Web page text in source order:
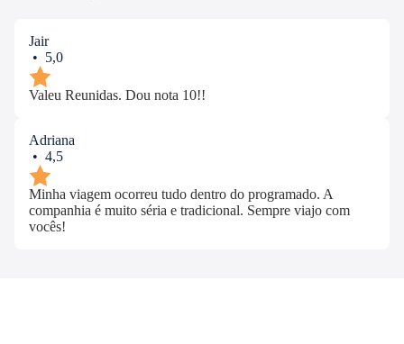
Jair
• 5,0
Valeu Reunidas. Dou nota 10!!
Adriana
• 4,5
Minha viagem ocorreu tudo dentro do programado. A
companhia é muito séria e tradicional. Sempre viajo com
vocês!